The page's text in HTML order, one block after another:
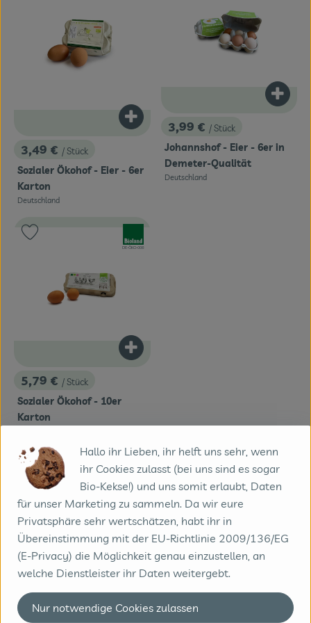
Obst & Gemüse
Frischetheke
Getränke
Firmenkunden
, Preis:
3,49 € / Stück
Sozialer Ökohof - Eier - 6er
Karton
, Herkunft:
Deutschland
Produkt zum Warenkorb hinzufügen
, Preis:
3,99 € / Stück
Johannshof - Eier - 6er in
Demeter-Qualität
, Herkunft:
Deutschland
, Preis:
5,79 € / Stück
Sozialer Ökohof - 10er
Karton
Produkt zum Warenkorb hinzufügen
, Kontrollstelle:
DE-ÖKO-006
Produkt zu Favouriten hinzufügen
Kontakt
Zeissstraße 18 | 49733 Haren
05932/9949020
info@biobote.de
Du erreichst uns telefonisch am besten Montag bis
Donnerstag von 9-17 Uhr und Freitag von 9-15 Uhr
Hallo ihr Lieben, ihr helft uns sehr, wenn
ihr Cookies zulasst (bei uns sind es sogar
Bio-Kekse!) und uns somit erlaubt, Daten
für unser Marketing zu sammeln. Da wir eure
Privatsphäre sehr wertschätzen, habt ihr in
Übereinstimmung mit der EU-Richtlinie 2009/136/EG
(E-Privacy) die Möglichkeit genau einzustellen, an
welche Dienstleister ihr Daten weitergebt.
Nur notwendige Cookies zulassen